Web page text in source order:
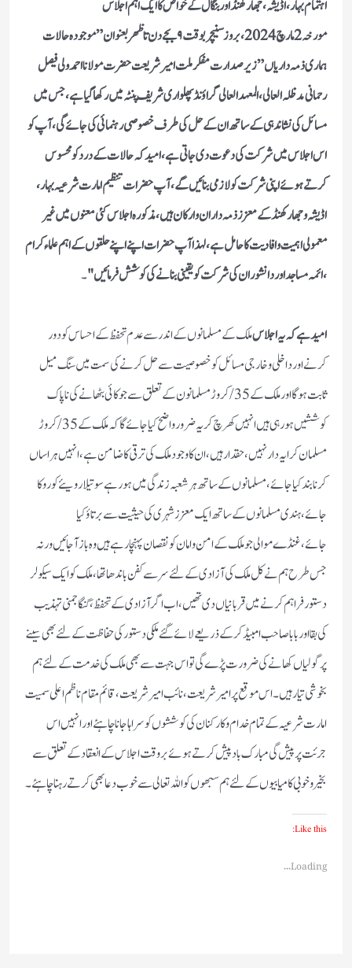
اہتمام بہار ، اڈیشہ، جھارکھنڈ اور بنگال کے خواص کا ایک اہم اجلاس
مورخہ 2مارچ 2024، بروز سنیچر بوقت ۹ بجے دن تا ظهر بعنوان ” موجودہ حالات
ہماری ذمہ داریاں” زیر صدارت مفکرملت امیر شریعت حضرت مولانا احمد ولی فیصل
رحمانی مد ظلہ العالی، المعہد العالی گراؤنڈ پھلواری شریف پنٹہ میں رکھا گیا ہے، جس میں
مسائل کی نشاندہی کے ساتھ ان کے حل کی طرف خصوصی رہنمائی کی جائے گی ، آپ کو
اس اجلاس میں شرکت کی دعوت دی جاتی ہے، امید کہ حالات کے درد کو محسوس
کرتے ہوئے اپنی شرکت کو لازمی بنائیں گے، آپ حضرات تنظیم امارت شرعیہ بہار ،
اڈیشہ وجھارکھنڈ کے معزز ذمہ داران وارکان ہیں، مذکورہ اجلاس کئی معنوں میں غیر
معمولی اہمیت وافادیت کا حامل ہے، لہذا آپ حضرات اپنے اپنے حلقوں کے اہم علماء کرام
،ائمہ مساجد اور دانشوران کی شرکت کو یقینی بنانے کی کوشش فرمائیں "۔
امید ہے کہ یہ اجلاسملک کے مسلمانوں کے اندرسے عدم تحفظ کے احساس کو دور
کرنے اور داخلی وخارجی مسائل کو خصوصیت سے حل کرنے کی سمت میں سنگ میل
ثابت ہوگا اور ملک کے35/ کروڑمسلمانون کے تعلق سے جو کائی بٹھا نے کی ناپاک
کوششیں ہورہی ہیں انہیں کھرچ کر یہ ضرور واضح کیا جائے گا کہ ملک کے 35/کروڑ
مسلمان کرایہ دار نہیں ،حقدار ہیں ،ان کا وجود ملک کی ترقی کا ضامن ہے ،انہیں ہراساں
کرنا بند کیا جائے ،مسلمانوں کے ساتھ ہر شعبہ زندگی میں ہورہے سوتیلا رویئے کو روکا
جائے ، ہندی مسلمانوں کے ساتھ ایک معزز شہری کی حیثیت سے برتاؤ کیا
جائے،غنڈے موالی جو ملک کے امن وامان کو نقصان پہنچا رہے ہیں وہ باز آجائیں ورنہ
جس طرح ہم نے کل ملک کی آزادی کے لئے سر سے کفن باندھا تھا،ملک کو ایک سیکولر
دستور فراہم کرنے میں قربانیاں دی تھیں ، اب اگر آزادی کے تحفظ،گنگا جمنی تہذیب
کی بقا اور بابا صاحب امبیڈکر کےذریعے لائے گئے ملکی دستور کی حفاظت کے لئےبھی سینے
پر گولیاں کھانے کی ضرورت پڑے گی تو اس جہت سے بھی ملک کی خدمت کے لئے ہم
بخوشی تیار ہیں ۔اس موقع پر امیر شریعت ،نائب امیر شریعت ،قائم مقام ناظم اعلی سمیت
امارت شرعیہ کے تمام خدام وکارکنان کی کوششوں کو سراہاجانا چاہئے اور انہیں اس
جرئت پر پیش گی مبارک باد پیش کرتے ہو ئےبروقت اجلاس کے انعقاد کے تعلق سے
بخیر وخوبی کامیابیوں کے لئے ہم سبھوں کواللہ تعالی سے خوب دعا بھی کرتے رہنا چاہئے۔
Like this:
Loading...